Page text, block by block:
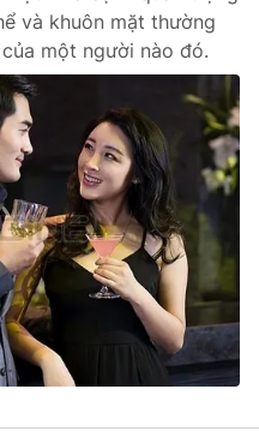
và khuôn mặt thường
một người nào đó.